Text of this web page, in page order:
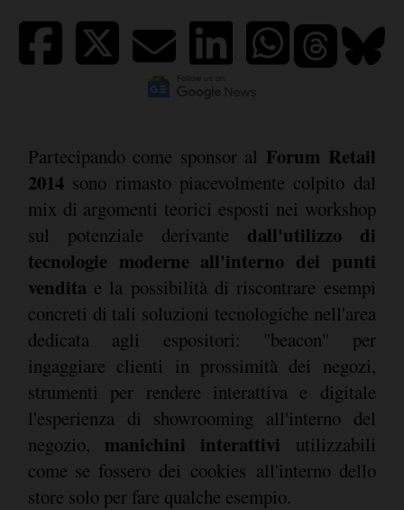
Partecipando come sponsor al Forum Retail
2014sono rimasto piacevolmente colpito dal
mix di argomenti teorici esposti nei workshop
sul potenziale derivante dall'utilizzo di
tecnologie moderne all'interno dei punti
vendita e la possibilità di riscontrare esempi
concreti di tali soluzioni tecnologiche nell'area
dedicata agli espositori: "beacon" per
ingaggiare clienti in prossimità dei negozi,
strumenti per rendere interattiva e digitale
l'esperienza di showrooming all'interno del
negozio, manichini interattivi utilizzabili
come se fossero dei cookies all'interno dello
store solo per fare qualche esempio.